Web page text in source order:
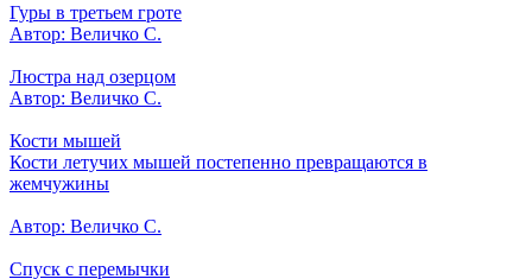
Гуры в третьем гроте
Автор: Величко С.
Люстра над озерцом
Автор: Величко С.
Кости мышей
Кости летучих мышей постепенно превращаются в
жемчужины
Автор: Величко С.
Спуск с перемычки